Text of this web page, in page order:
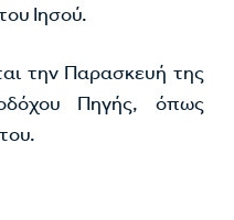
Ιησού.
την Παρασκευή της
Πηγής, όπως